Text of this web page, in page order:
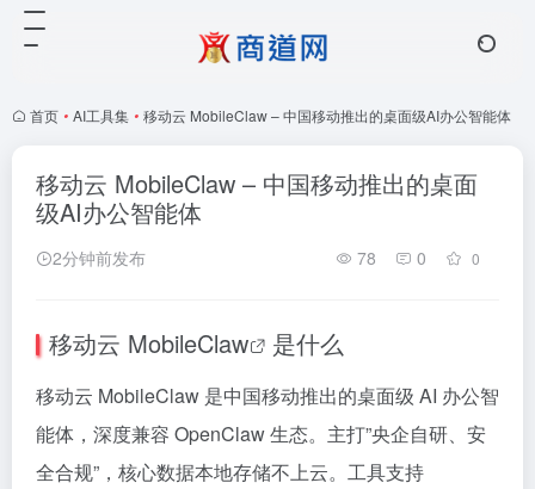
首页 • AI工具集 • 移动云 MobileClaw – 中国移动推出的桌面级AI办公智能体
移动云 MobileClaw – 中国移动推出的桌面
级AI办公智能体
2分钟前发布 78 0 0
移动云 MobileClaw 是什么
移动云 MobileClaw 是中国移动推出的桌面级 AI 办公智
能体，深度兼容 OpenClaw 生态。主打”央企自研、安
全合规”，核心数据本地存储不上云。工具支持